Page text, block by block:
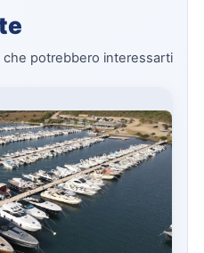
che potrebbero interessarti